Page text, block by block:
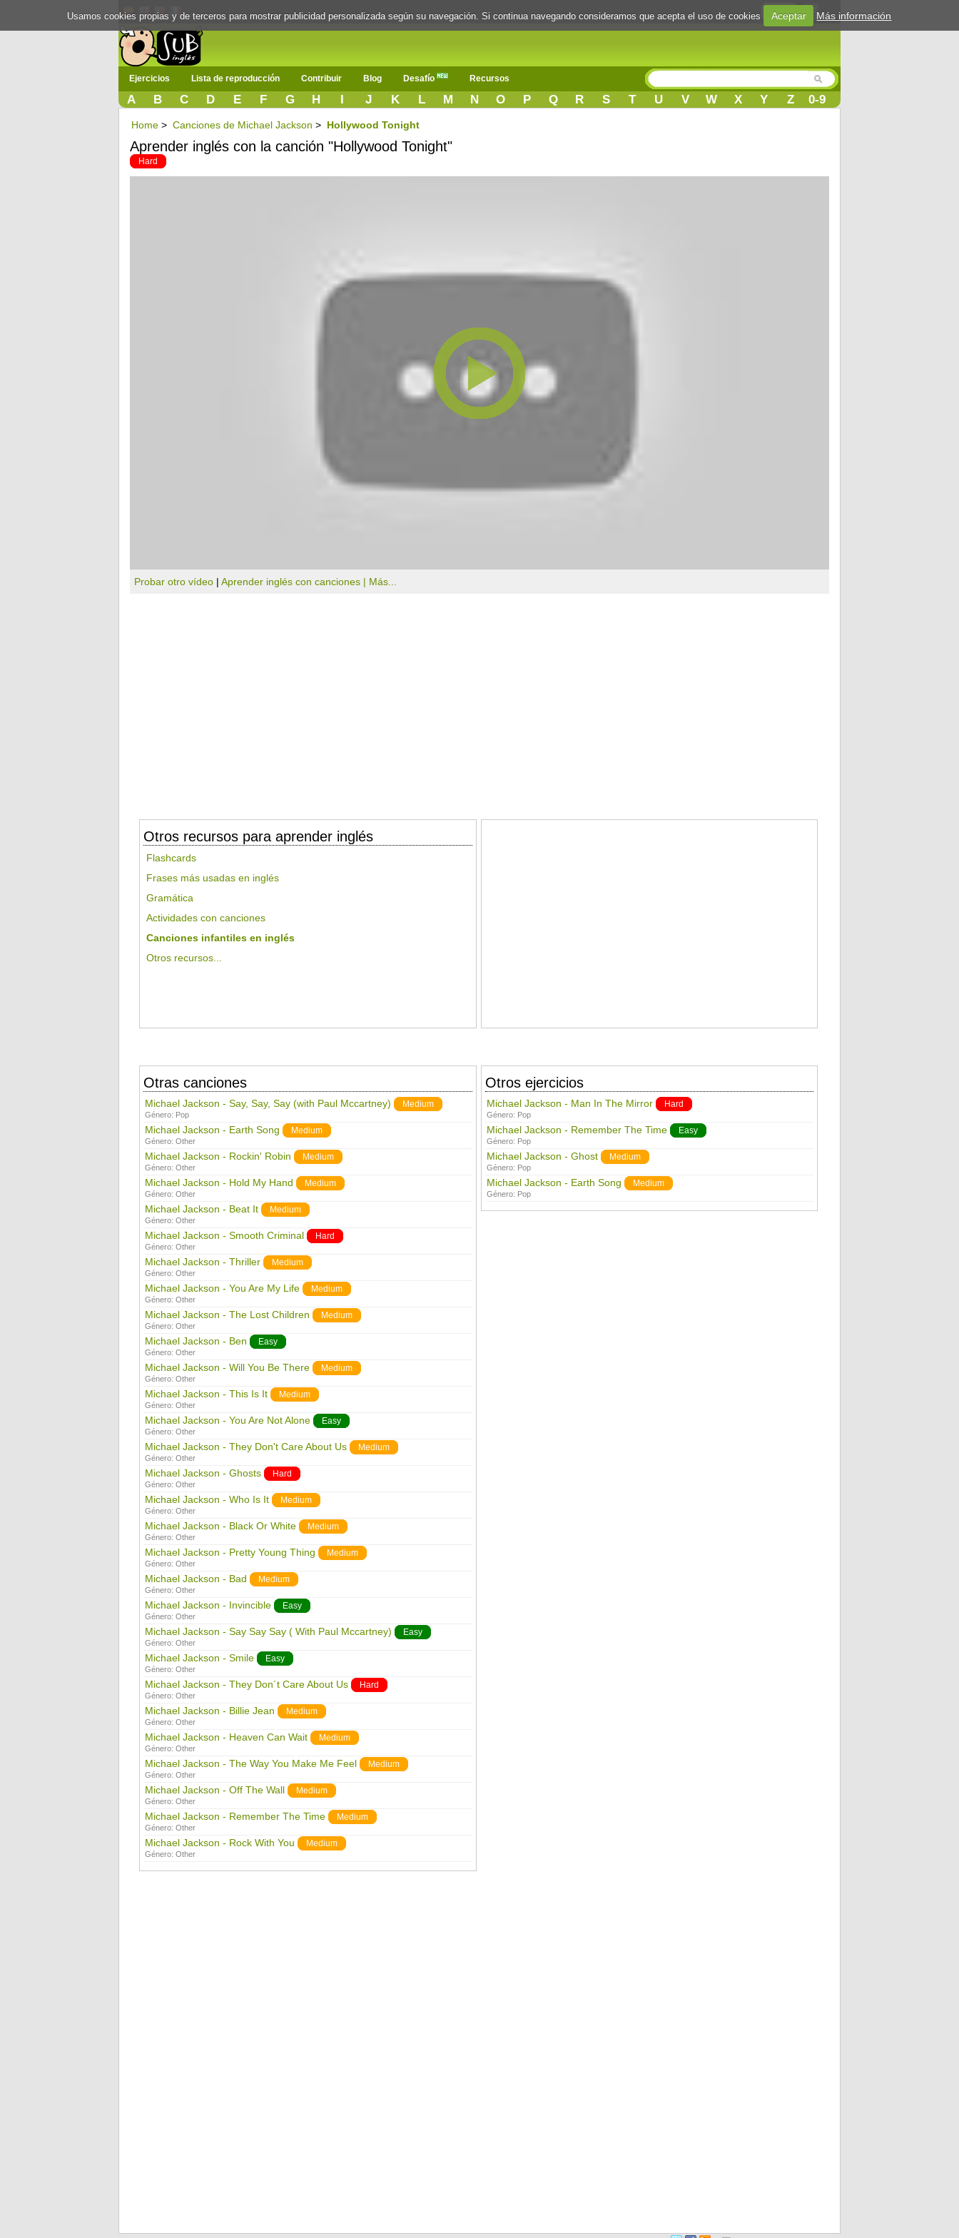
Login
Ejercicios Lista de reproducción Contribuir Blog Desafío Recursos
A B C D E F G H I J K L M N O P Q R S T U V W X Y Z 0-9
Home > Canciones de Michael Jackson > Hollywood Tonight
Aprender inglés con la canción "Hollywood Tonight"
Hard
Probar otro vídeo | Aprender inglés con canciones | Más...
Otros recursos para aprender inglés
Flashcards
Frases más usadas en inglés
Gramática
Actividades con canciones
Canciones infantiles en inglés
Otros recursos...
Otras canciones
Michael Jackson - Say, Say, Say (with Paul Mccartney) Medium
Género: Pop
Michael Jackson - Earth Song Medium
Género: Other
Michael Jackson - Rockin' Robin Medium
Género: Other
Michael Jackson - Hold My Hand Medium
Género: Other
Michael Jackson - Beat It Medium
Género: Other
Michael Jackson - Smooth Criminal Hard
Género: Other
Michael Jackson - Thriller Medium
Género: Other
Michael Jackson - You Are My Life Medium
Género: Other
Michael Jackson - The Lost Children Medium
Género: Other
Michael Jackson - Ben Easy
Género: Other
Michael Jackson - Will You Be There Medium
Género: Other
Michael Jackson - This Is It Medium
Género: Other
Michael Jackson - You Are Not Alone Easy
Género: Other
Michael Jackson - They Don't Care About Us Medium
Género: Other
Michael Jackson - Ghosts Hard
Género: Other
Michael Jackson - Who Is It Medium
Género: Other
Michael Jackson - Black Or White Medium
Género: Other
Michael Jackson - Pretty Young Thing Medium
Género: Other
Michael Jackson - Bad Medium
Género: Other
Michael Jackson - Invincible Easy
Género: Other
Michael Jackson - Say Say Say ( With Paul Mccartney) Easy
Género: Other
Michael Jackson - Smile Easy
Género: Other
Michael Jackson - They Don´t Care About Us Hard
Género: Other
Michael Jackson - Billie Jean Medium
Género: Other
Michael Jackson - Heaven Can Wait Medium
Género: Other
Michael Jackson - The Way You Make Me Feel Medium
Género: Other
Michael Jackson - Off The Wall Medium
Género: Other
Michael Jackson - Remember The Time Medium
Género: Other
Michael Jackson - Rock With You Medium
Género: Other
Otros ejercicios
Michael Jackson - Man In The Mirror Hard
Género: Pop
Michael Jackson - Remember The Time Easy
Género: Pop
Michael Jackson - Ghost Medium
Género: Pop
Michael Jackson - Earth Song Medium
Género: Pop
Usamos cookies propias y de terceros para mostrar publicidad personalizada según su navegación. Si continua navegando consideramos que acepta el uso de cookies Aceptar Más información